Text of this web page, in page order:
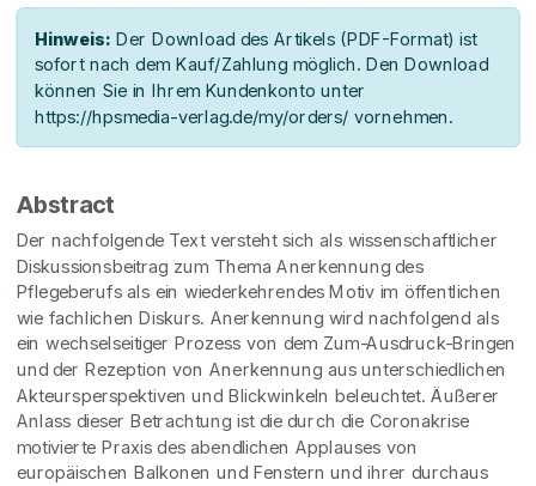
Hinweis: Der Download des Artikels (PDF-Format) ist
sofort nach dem Kauf/Zahlung möglich. Den Download
können Sie in Ihrem Kundenkonto unter
https://hpsmedia-verlag.de/my/orders/ vornehmen.
Abstract
Der nachfolgende Text versteht sich als wissenschaftlicher
Diskussionsbeitrag zum Thema Anerkennung des
Pflegeberufs als ein wiederkehrendes Motiv im öffentlichen
wie fachlichen Diskurs. Anerkennung wird nachfolgend als
ein wechselseitiger Prozess von dem Zum-Ausdruck-Bringen
und der Rezeption von Anerkennung aus unterschiedlichen
Akteursperspektiven und Blickwinkeln beleuchtet. Äußerer
Anlass dieser Betrachtung ist die durch die Coronakrise
motivierte Praxis des abendlichen Applauses von
europäischen Balkonen und Fenstern und ihrer durchaus